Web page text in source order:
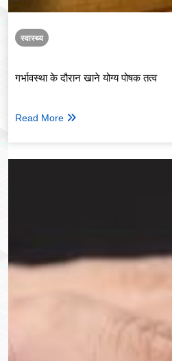
स्वास्थ्य
गर्भावस्था के दौरान खाने योग्य पोषक तत्व
Read More